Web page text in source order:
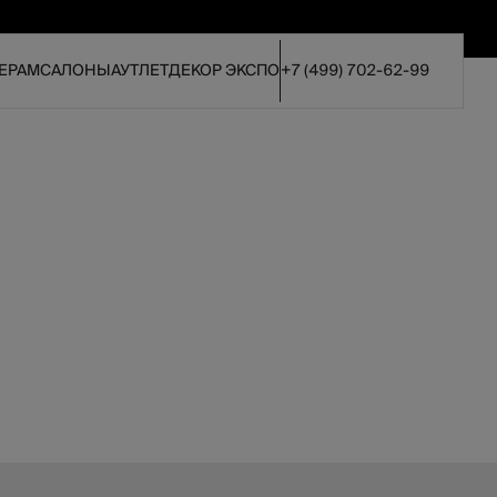
САЛОНЫАУТЛЕТДЕКОР ЭКСПО+7 (499) 702-62-99